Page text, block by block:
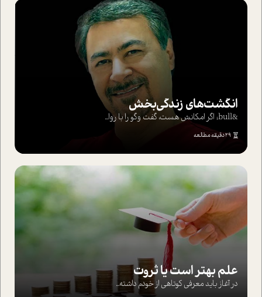
انگشت‌های‌ زندگی‌بخش
&bull; اگر امکانش هست، گفت وگو را با روا...
29 دقیقه مطالعه
علم بهتر است یا ثروت
در آغاز باید معرفی کوتاهی از خودم داشته...